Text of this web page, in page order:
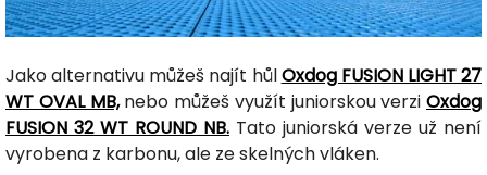
Jako alternativu můžeš najít hůlOxdog FUSION LIGHT 27
WT OVAL MB,nebo můžeš využít juniorskou verzi Oxdog
FUSION 32 WT ROUND NB. Tato juniorská verze už není
vyrobena z karbonu, ale ze skelných vláken.